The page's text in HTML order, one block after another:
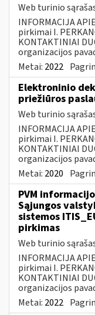
Web turinio
INFORMACIJA
pirkimai I.
KONTAKTINIAI
organizacijos
Metai: 2022
Elektroninio
priežiūros
Web turinio
INFORMACIJA
pirkimai I.
KONTAKTINIAI
organizacijos
Metai: 2020
PVM
Sąjungos
sistemos
pirkimas
Web turinio
INFORMACIJA
pirkimai I.
KONTAKTINIAI
organizacijos
Metai: 2022